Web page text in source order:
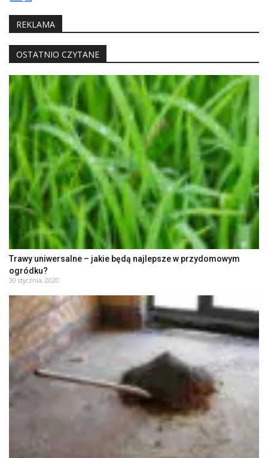
REKLAMA
OSTATNIO CZYTANE
Trawy uniwersalne – jakie będą najlepsze w przydomowym
ogródku?
30 stycznia, 2020